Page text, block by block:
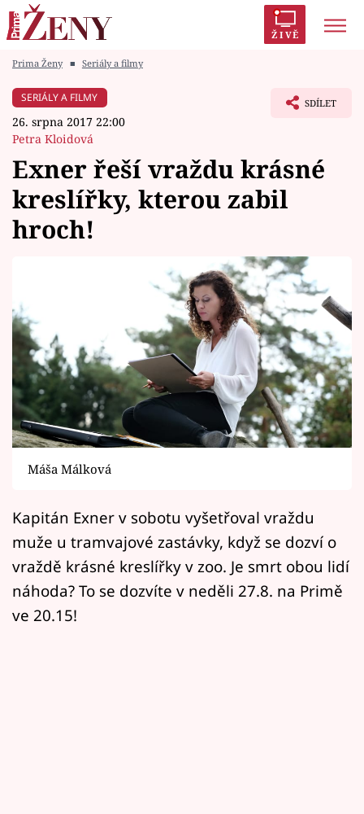
ŽIVĚ
Módní alarm
Témata
Celebrity
Seriály
Horoskopy
Sledujte prima+
Filmový festival Karlovy Vary
Mámy sobě
Přihlášení
Prima Ženy ■ Seriály a filmy
SERIÁLY A FILMY
26. srpna 2017 22:00
Petra Kloidová
SDÍLET
Exner řeší vraždu krásné
kreslířky, kterou zabil
hroch!
Máša Málková
Kapitán Exner v sobotu vyšetřoval vraždu
muže u tramvajové zastávky, když se dozví o
vraždě krásné kreslířky v zoo. Je smrt obou lidí
náhoda? To se dozvíte v neděli 27.8. na Primě
ve 20.15!